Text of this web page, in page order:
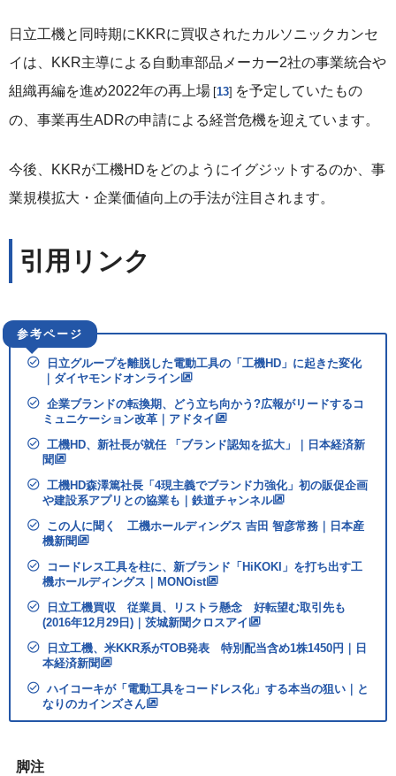
日立工機と同時期にKKRに買収されたカルソニックカンセ
イは、KKR主導による自動車部品メーカー2社の事業統合や
組織再編を進め2022年の再上場 13 を予定していたもの
の、事業再生ADRの申請による経営危機を迎えています。
今後、KKRが工機HDをどのようにイグジットするのか、事
業規模拡大・企業価値向上の手法が注目されます。
引用リンク
日立グループを離脱した電動工具の「工機HD」に起きた変化
｜ダイヤモンドオンライン
企業ブランドの転換期、どう立ち向かう?広報がリードするコ
ミュニケーション改革｜アドタイ
工機HD、新社長が就任 「ブランド認知を拡大」｜日本経済新
聞
工機HD森澤篤社長「4現主義でブランド力強化」初の販促企画
や建設系アプリとの協業も｜鉄道チャンネル
この人に聞く 工機ホールディングス 吉田 智彦常務｜日本産
機新聞
コードレス工具を柱に、新ブランド「HiKOKI」を打ち出す工
機ホールディングス｜MONOist
日立工機買収 従業員、リストラ懸念 好転望む取引先も
(2016年12月29日)｜茨城新聞クロスアイ
日立工機、米KKR系がTOB発表 特別配当含め1株1450円｜日
本経済新聞
ハイコーキが「電動工具をコードレス化」する本当の狙い｜と
なりのカインズさん
脚注